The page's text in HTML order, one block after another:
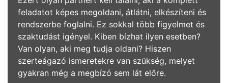
feladatot képes megoldani, átlátni, elkészíteni és
rendszerbe foglalni. Ez sokkal több figyelmet és
szaktudást igényel. Kiben bízhat ilyen esetben?
Van olyan, aki meg tudja oldani? Hiszen
szerteágazó ismeretekre van szükség, melyet
gyakran még a megbízó sem lát előre.